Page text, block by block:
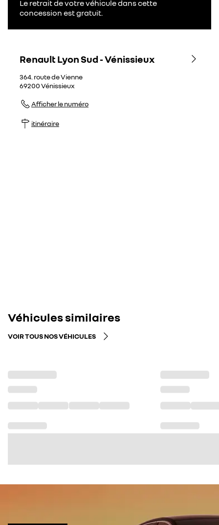
Le retrait de votre véhicule dans cette
concession est gratuit.
Renault Lyon Sud - Vénissieux
364. route de Vienne
69200Vénissieux
Afficher le numéro
itinéraire
Véhicules similaires
VOIR TOUS NOS VÉHICULES